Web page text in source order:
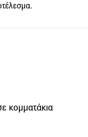
κομματάκια